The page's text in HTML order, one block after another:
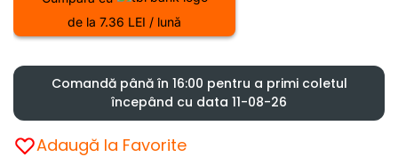
de la 7.36 LEI / lună
Comandă până în 16:00 pentru a primi coletul
începând cu data 11-08-26
Adaugă la Favorite